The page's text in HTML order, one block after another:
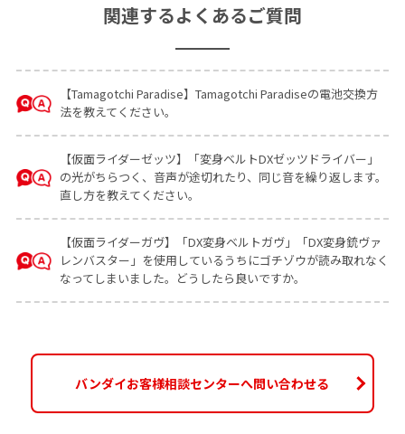
関連するよくあるご質問
【Tamagotchi Paradise】Tamagotchi Paradiseの電池交換方
法を教えてください。
【仮面ライダーゼッツ】「変身ベルトDXゼッツドライバー」
の光がちらつく、音声が途切れたり、同じ音を繰り返します。
直し方を教えてください。
【仮面ライダーガヴ】「DX変身ベルトガヴ」「DX変身銃ヴァ
レンバスター」を使用しているうちにゴチゾウが読み取れなく
なってしまいました。どうしたら良いですか。
バンダイお客様相談センターへ問い合わせる